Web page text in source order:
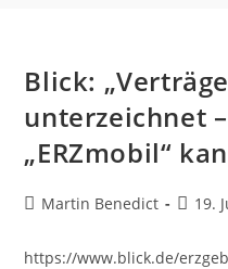
Blick:
unterzeichnet
„ERZmobil“
Martin Benedict 19.
https://www.blick.de/